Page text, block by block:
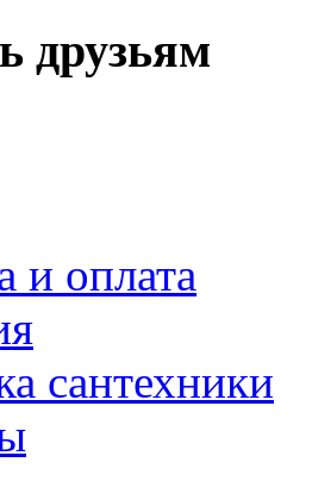
друзьям
и оплата
сантехники